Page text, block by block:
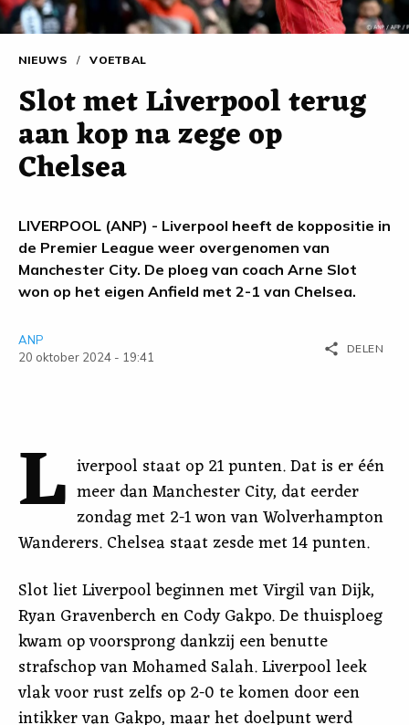
NIEUWS / VOETBAL
Slot met Liverpool terug
aan kop na zege op
Chelsea
LIVERPOOL (ANP) - Liverpool heeft de koppositie in
de Premier League weer overgenomen van
Manchester City. De ploeg van coach Arne Slot
won op het eigen Anfield met 2-1 van Chelsea.
ANP
20 oktober 2024 - 19:41
share DELEN
L iverpool staat op 21 punten. Dat is er één
meer dan Manchester City, dat eerder
zondag met 2-1 won van Wolverhampton
Wanderers. Chelsea staat zesde met 14 punten.
Slot liet Liverpool beginnen met Virgil van Dijk,
Ryan Gravenberch en Cody Gakpo. De thuisploeg
kwam op voorsprong dankzij een benutte
strafschop van Mohamed Salah. Liverpool leek
vlak voor rust zelfs op 2-0 te komen door een
intikker van Gakpo, maar het doelpunt werd